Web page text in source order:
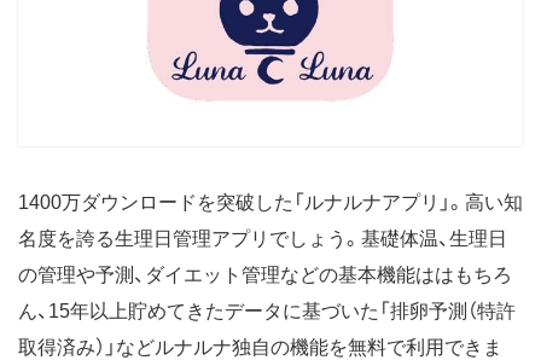
1400万ダウンロードを突破した「ルナルナアプリ」。高い知
名度を誇る生理日管理アプリでしょう。基礎体温、生理日
の管理や予測、ダイエット管理などの基本機能ははもちろ
ん、15年以上貯めてきたデータに基づいた「排卵予測（特許
取得済み）」などルナルナ独自の機能を無料で利用できま